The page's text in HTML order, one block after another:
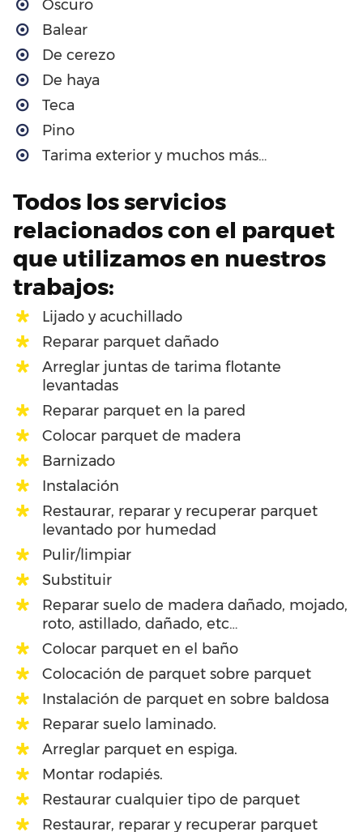
Oscuro
Balear
De cerezo
De haya
Teca
Pino
Tarima exterior y muchos más…
Todos los servicios
relacionados con el parquet
que utilizamos en nuestros
trabajos:
Lijado y acuchillado
Reparar parquet dañado
Arreglar juntas de tarima flotante
levantadas
Reparar parquet en la pared
Colocar parquet de madera
Barnizado
Instalación
Restaurar, reparar y recuperar parquet
levantado por humedad
Pulir/limpiar
Substituir
Reparar suelo de madera dañado, mojado,
roto, astillado, dañado, etc…
Colocar parquet en el baño
Colocación de parquet sobre parquet
Instalación de parquet en sobre baldosa
Reparar suelo laminado.
Arreglar parquet en espiga.
Montar rodapiés.
Restaurar cualquier tipo de parquet
Restaurar, reparar y recuperar parquet